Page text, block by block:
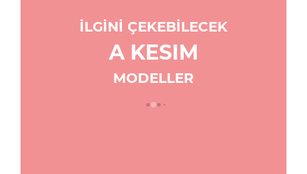
İLGİNİ ÇEKEBİLECEK
A KESIM
MODELLER